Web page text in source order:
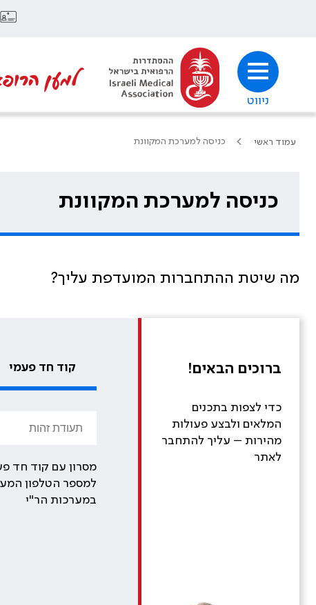
ניווט
למען
עמוד ראשי כניסה למערכת המקוונת
כניסה למערכת המקוונת
מה שיטת ההתחברות המועדפת עליך?
ברוכים הבאים!
כדי לצפות בתכנים
המלאים ולבצע פעולות
מהירות – עליך להתחבר
לאתר
קוד חד פעמי
מסרון עם קוד חד
למספר הטלפון
במערכות הר"י